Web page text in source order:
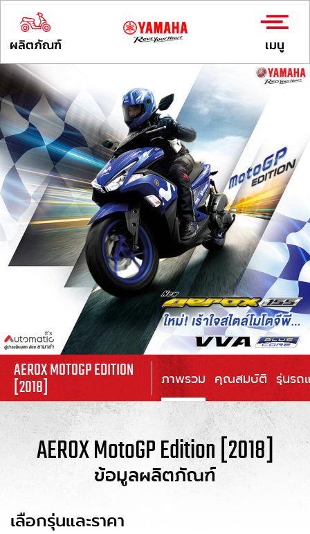
ผลิตภัณฑ์ เมนู
AEROX MOTOGP EDITION
[2018]
ภาพรวม คุณสมบัติ รุ่นรถ
AEROX MotoGP Edition [2018]
ข้อมูลผลิตภัณฑ์
เลือกรุ่นและราคา